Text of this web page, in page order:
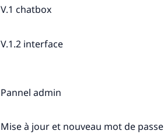
V.1 chatbox
V.1.2 interface
Pannel admin
Mise à jour et nouveau mot de passe